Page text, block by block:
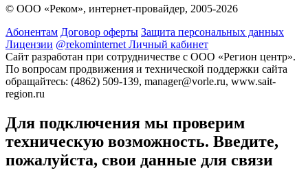
© ООО «Реком», интернет-провайдер, 2005-2026
Абонентам Договор оферты Защита персональных данных
Лицензии @rekominternet Личный кабинет
Сайт разработан при сотрудничестве с ООО «Регион центр».
По вопросам продвижения и технической поддержки сайта
обращайтесь: (4862) 509-139, manager@vorle.ru, www.sait-
region.ru
Для подключения мы проверим
техническую возможность. Введите,
пожалуйста, свои данные для связи